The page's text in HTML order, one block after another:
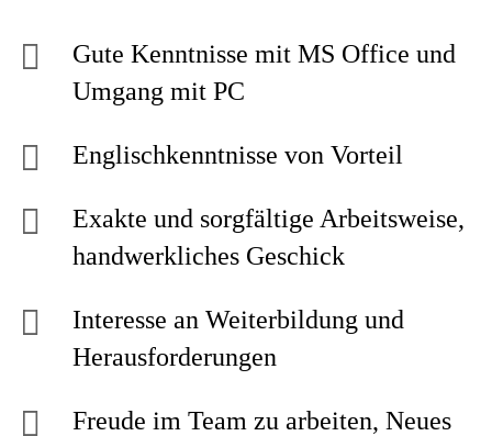
Gute Kenntnisse mit MS Office und
Umgang mit PC
Englischkenntnisse von Vorteil
Exakte und sorgfältige Arbeitsweise,
handwerkliches Geschick
Interesse an Weiterbildung und
Herausforderungen
Freude im Team zu arbeiten, Neues